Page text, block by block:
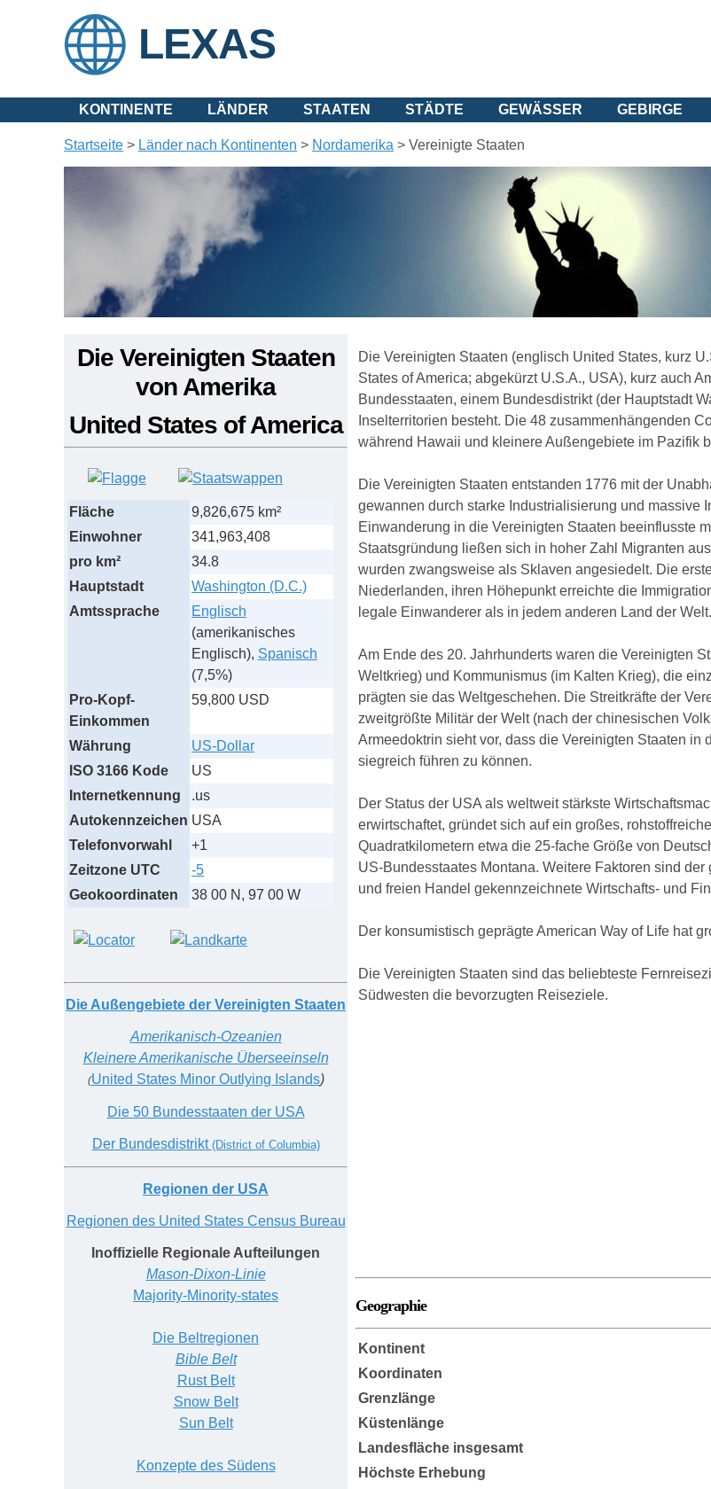
LEXAS
KONTINENTE LÄNDER STAATEN STÄDTE GEWÄSSER GEBIRGE
Startseite > Länder nach Kontinenten > Nordamerika > Vereinigte Staaten
Die VereinigtenStaaten
von Amerika
United States of America
Fläche
9,826,675 km²
Einwohner
341,963,408
pro km²
34.8
Hauptstadt
Washington (D.C.)
Amtssprache
Englisch
(amerikanisches
Englisch), Spanisch
(7,5%)
Pro-Kopf-
Einkommen
59,800 USD
Währung
US-Dollar
ISO 3166 Kode
US
Internetkennung
.us
Autokennzeichen USA
Telefonvorwahl
+1
Zeitzone UTC
-5
Geokoordinaten
38 00 N, 97 00 W
Die Außengebiete der Vereinigten Staaten
Amerikanisch-Ozeanien
Kleinere Amerikanische Überseeinseln
(United States Minor Outlying Islands)
Die 50 Bundesstaaten der USA
Der Bundesdistrikt (District of Columbia)
Regionen der USA
Regionen des United States Census Bureau
Inoffizielle Regionale Aufteilungen
Mason-Dixon-Linie
Majority-Minority-states
Die Beltregionen
Bible Belt
Rust Belt
Snow Belt
Sun Belt
Konzepte des Südens
Die Vereinigten Staaten (englisch United States, kurz
States of America; abgekürzt U.S.A., USA), kurz auch
Bundesstaaten, einem Bundesdistrikt (der Hauptstadt
Inselterritorien besteht. Die 48 zusammenhängenden
während Hawaii und kleinere Außengebiete im Pazifik
Die Vereinigten Staaten entstanden 1776 mit der
gewannen durch starke Industrialisierung und massive
Einwanderung in die Vereinigten Staaten beeinflusste
Staatsgründung ließen sich in hoher Zahl Migranten
wurden zwangsweise als Sklaven angesiedelt. Die
Niederlanden, ihren Höhepunkt erreichte die
legale Einwanderer als in jedem anderen Land der Welt.
Am Ende des 20. Jahrhunderts waren die Vereinigten
Weltkrieg) und Kommunismus (im Kalten Krieg), die
prägten sie das Weltgeschehen. Die Streitkräfte der
zweitgrößte Militär der Welt (nach der chinesischen
Armeedoktrin sieht vor, dass die Vereinigten Staaten
siegreich führen zu können.
Der Status der USA als weltweit stärkste
erwirtschaftet, gründet sich auf ein großes,
Quadratkilometern etwa die 25-fache Größe von
US-Bundesstaates Montana. Weitere Faktoren sind
und freien Handel gekennzeichnete Wirtschafts- und
Der konsumistisch geprägte American Way of Life hat
Die Vereinigten Staaten sind das beliebteste
Südwesten die bevorzugten Reiseziele.
Geographie
Kontinent
Koordinaten
Grenzlänge
Küstenlänge
Landesfläche insgesamt
Höchste Erhebung